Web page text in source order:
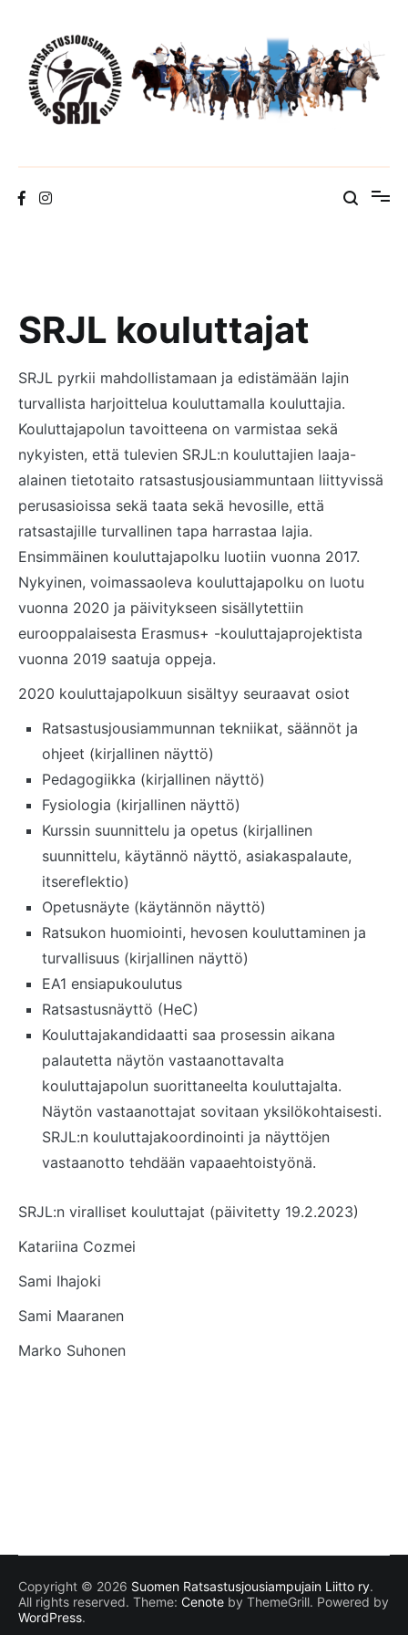
content
SRJL kouluttajat
SRJL pyrkii mahdollistamaan ja edistämään lajin
turvallista harjoittelua kouluttamalla kouluttajia.
Kouluttajapolun tavoitteena on varmistaa sekä
nykyisten, että tulevien SRJL:n kouluttajien laaja-
alainen tietotaito ratsastusjousiammuntaan liittyvissä
perusasioissa sekä taata sekä hevosille, että
ratsastajille turvallinen tapa harrastaa lajia.
Ensimmäinen kouluttajapolku luotiin vuonna 2017.
Nykyinen, voimassaoleva kouluttajapolku on luotu
vuonna 2020 ja päivitykseen sisällytettiin
eurooppalaisesta Erasmus+ -kouluttajaprojektista
vuonna 2019 saatuja oppeja.
2020 kouluttajapolkuun sisältyy seuraavat osiot
Ratsastusjousiammunnan tekniikat, säännöt ja
ohjeet (kirjallinen näyttö)
Pedagogiikka (kirjallinen näyttö)
Fysiologia (kirjallinen näyttö)
Kurssin suunnittelu ja opetus (kirjallinen
suunnittelu, käytännö näyttö, asiakaspalaute,
itsereflektio)
Opetusnäyte (käytännön näyttö)
Ratsukon huomiointi, hevosen kouluttaminen ja
turvallisuus (kirjallinen näyttö)
EA1 ensiapukoulutus
Ratsastusnäyttö (HeC)
Kouluttajakandidaatti saa prosessin aikana
palautetta näytön vastaanottavalta
kouluttajapolun suorittaneelta kouluttajalta.
Näytön vastaanottajat sovitaan yksilökohtaisesti.
SRJL:n kouluttajakoordinointi ja näyttöjen
vastaanotto tehdään vapaaehtoistyönä.
SRJL:n viralliset kouluttajat (päivitetty 19.2.2023)
Katariina Cozmei
Sami Ihajoki
Sami Maaranen
Marko Suhonen
Copyright © 2026 Suomen Ratsastusjousiampujain Liitto ry.
All rights reserved. Theme: Cenote by ThemeGrill. Powered by
WordPress.